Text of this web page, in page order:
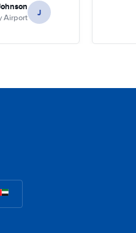
where I was
had to tell the
J
Airport